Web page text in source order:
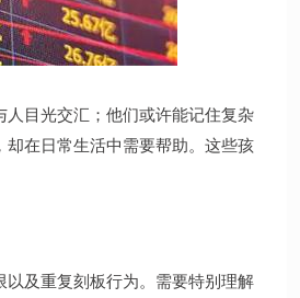
目光交汇；他们或许能记住复杂
在日常生活中需要帮助。这些孩
及重复刻板行为。需要特别理解
4694.44 43.13